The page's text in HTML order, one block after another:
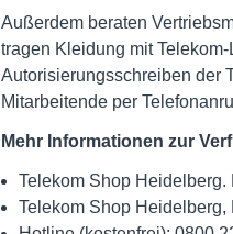
Außerdem beraten
tragen Kleidung mit
Autorisierungsschreiben der
Mitarbeitende per
Mehr Informationen zur
Telekom Shop Heidelberg.
Telekom Shop Heidelberg,